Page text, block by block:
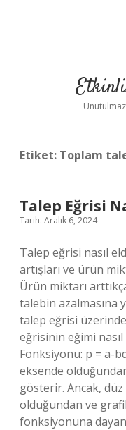
Etiket: Toplam
Talep Eğrisi
Tarih: Aralık 6, 2024
Talep eğrisi nasıl
artışları ve ürün
Ürün miktarı
talebin azalmasına
talep eğrisi
eğrisinin eğimi
Fonksiyonu: p = a-
eksende
gösterir. Ancak,
olduğundan ve
fonksiyonuna